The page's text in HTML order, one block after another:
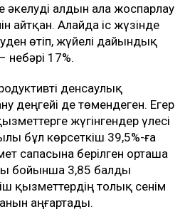
әкелуді алдын ала жоспарлау
айтқан. Алайда іс жүзінде
өтіп, жүйелі дайындық
небәрі 17%.
денсаулық
деңгейі де төмендеген. Егер
жүгінгендер үлесі
бұл көрсеткіш 39,5%-ға
сапасына берілген орташа
бойынша 3,85 балды
қызметтердің толық сенім
аңғартады.